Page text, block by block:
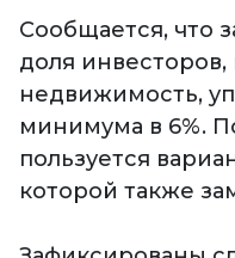
Сообщается, что
доля
недвижимость,
минимума в 6%.
пользуется
которой также